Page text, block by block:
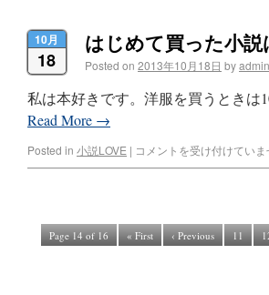
10月
18
はじめて買った小
Posted on 2013年10月18日 byadmin
私は本好きです。洋服を買うとき
Read More →
Posted in 小説LOVE | コメントを受け付けていま
Page 14 of 16 « First ‹ Previous 11